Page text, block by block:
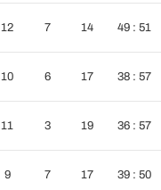
12 7 14 49 : 51
10 6 17 38 : 57
11 3 19 36 : 57
9 7 17 39 : 50